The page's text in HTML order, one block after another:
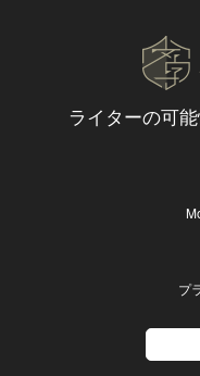
ライターの可
プ